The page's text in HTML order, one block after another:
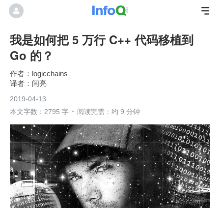
我是如何把 5 万行 C++ 代码移植到
Go 的？
logicchains
闫亮
2019-04-13
本文字数：2795 字
阅读完需：约 9 分钟